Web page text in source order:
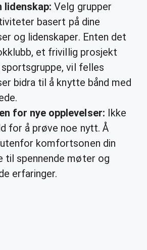
lidenskap: Velg grupper
basert på dine
og lidenskaper. Enten det
et frivillig prosjekt
vil felles
bidra til å knytte bånd med
for nye opplevelser: Ikke
for å prøve noe nytt. Å
komfortsonen din
til spennende møter og
erfaringer.